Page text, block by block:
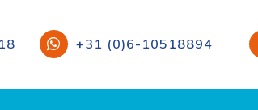
+31 (0)6-10518894